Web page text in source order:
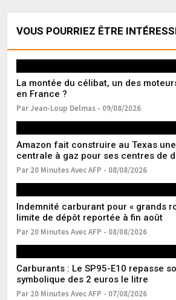
VOUS POURRIEZ ÊTRE
La montée du célibat, un des
en France ?
Par Jean-Loup Delmas - 09/08/2026
Amazon fait construire au Texas
centrale à gaz pour ses centres de
Par 20 Minutes Avec AFP - 08/08/2026
Indemnité carburant pour « grands
limite de dépôt reportée à fin août
Par 20 Minutes Avec AFP - 08/08/2026
Carburants : Le SP95-E10 repasse
symbolique des 2 euros le litre
Par 20 Minutes Avec AFP - 07/08/2026